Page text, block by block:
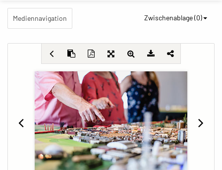
Mediennavigation Zwischenablage (0)